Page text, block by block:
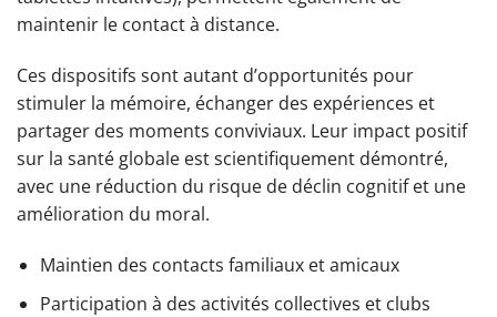
maintenir le contact à distance.
Ces dispositifs sont autant d’opportunités pour
stimuler la mémoire, échanger des expériences et
partager des moments conviviaux. Leur impact positif
sur la santé globale est scientifiquement démontré,
avec une réduction du risque de déclin cognitif et une
amélioration du moral.
Maintien des contacts familiaux et amicaux
Participation à des activités collectives et clubs